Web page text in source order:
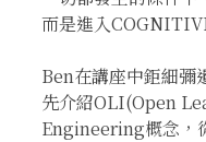
而是進入
Ben在講座中鉅細彌
先介紹OLI(Open
Engineering概念，